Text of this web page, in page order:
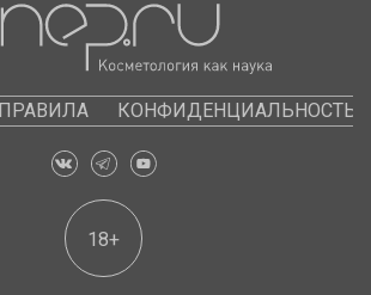
ПРАВИЛА КОНФИДЕНЦИАЛЬНОСТЬ
18+